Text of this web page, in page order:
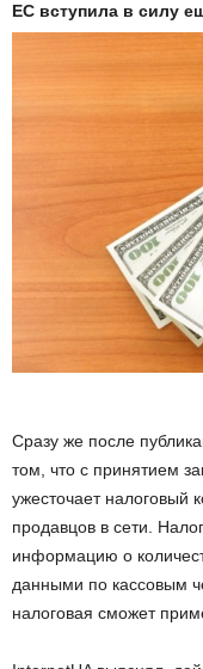
ЕС вступила в силу
Сразу же после
том, что с принятием
ужесточает налоговый
продавцов в сети.
информацию о
данными по кассовым
налоговая сможет